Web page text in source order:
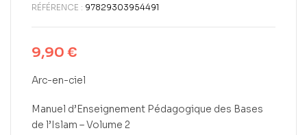
RÉFÉRENCE : 97829303954491
9,90 €
Arc-en-ciel
Manuel d’Enseignement Pédagogique des Bases
de l’Islam – Volume 2